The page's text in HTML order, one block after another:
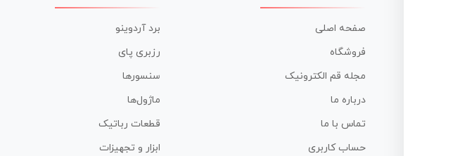
صفحه اصلی
فروشگاه
مجله قم الکترونیک
درباره ما
تماس با ما
حساب کاربری
برد آردوینو
رزبری پای
سنسورها
ماژول‌ها
قطعات رباتیک
ابزار و تجهیزات